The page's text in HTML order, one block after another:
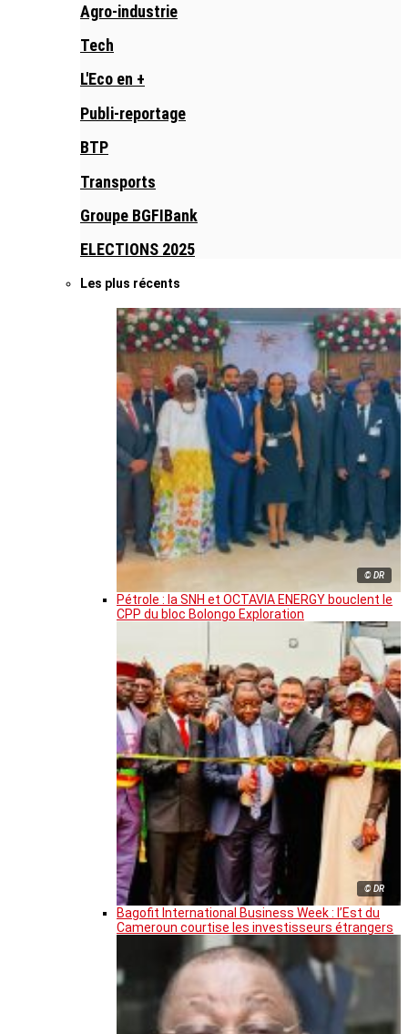
Agro-industrie
Tech
L'Eco en +
Publi-reportage
BTP
Transports
Groupe BGFIBank
ELECTIONS 2025
Les plus récents
© DR
Pétrole : la SNH et OCTAVIA ENERGY bouclent le
CPP du bloc Bolongo Exploration
© DR
Bagofit International Business Week : l’Est du
Cameroun courtise les investisseurs étrangers